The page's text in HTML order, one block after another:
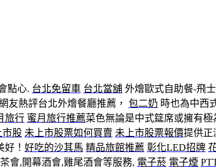
點心. 台北免留車 台北當舖 外燴歐式自助餐-飛
友熱評台北外燴餐廳推薦， 包二奶 時也為中西
旅行 蜜月旅行推薦菜色無論是中式筵席或擁有極
市股 未上市股票如何買賣 未上市股票報價提供正
！ 好吃的沙其馬 精品旅館推薦 彰化LED招牌
會,開幕酒會,雞尾酒會等服務, 電子菸 電子煙